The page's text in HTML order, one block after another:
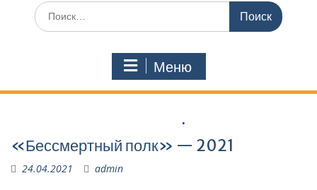
Поиск
по:
Меню
«Бессмертный полк» — 2021
24.04.2021 admin